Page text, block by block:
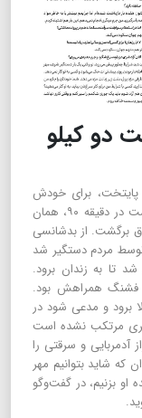
دو کیلو
پایتخت، برای خودش
پولی به جیب بزند اما بخت با او یار نبود و درست در دقیقه ۹۰، همان
برگشت. از بدشانسی
توسط مردم دستگیر شد
تا به زندان برود.
همراهش بود.
برود و مدعی شود در
مرتکب نشده است
آدمربایی و سرقتی را
که شاید بتوانیم مهر
او بزنیم، در گفت‌و‌گو